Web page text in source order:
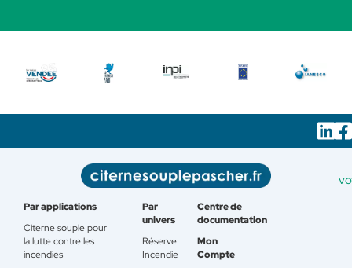
Par applications
Citerne souple pour
la lutte contre les
incendies
Par
univers
Réserve
Incendie
Centre de
documentation
Mon
Compte